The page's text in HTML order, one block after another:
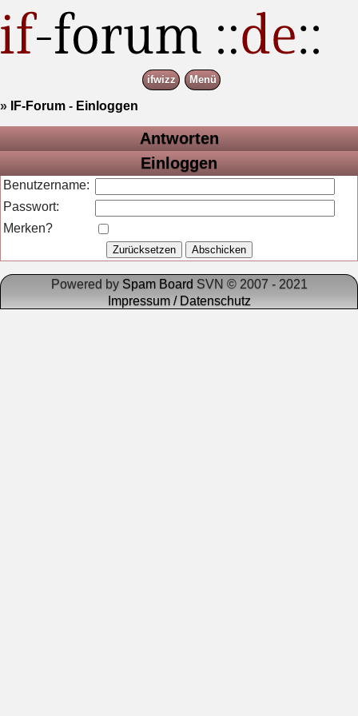
ifwizz Menü
» IF-Forum - Einloggen
Antworten
Einloggen
Benutzername:
Passwort:
Merken?
Powered by Spam Board SVN © 2007 - 2021
Impressum / Datenschutz